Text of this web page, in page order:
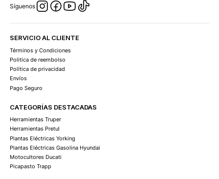
Síguenos
SERVICIO AL CLIENTE
Términos y Condiciones
Politica de reembolso
Política de privacidad
Envíos
Pago Seguro
CATEGORÍAS DESTACADAS
Herramientas Truper
Herramientas Pretul
Plantas Eléctricas Yorking
Plantas Eléctricas Gasolina Hyundai
Motocultores Ducati
Picapasto Trapp